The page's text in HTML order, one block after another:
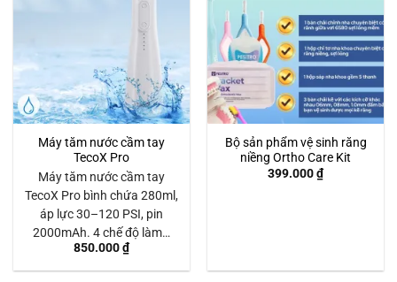
Máy tăm nước cầm tay
TecoX Pro
Máy tăm nước cầm tay
TecoX Pro bình chứa 280ml,
áp lực 30–120 PSI, pin
2000mAh. 4 chế độ làm…
850.000₫
Bộ sản phẩm vệ sinh răng
niềng Ortho Care Kit
399.000₫